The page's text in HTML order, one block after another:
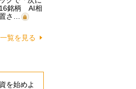
銘柄 AI相
さ…
一覧を見る
を始めよ